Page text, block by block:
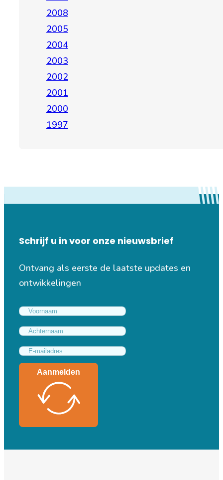
2008
2005
2004
2003
2002
2001
2000
1997
Schrijf u in voor onze nieuwsbrief
Ontvang als eerste de laatste updates en
ontwikkelingen
Aanmelden